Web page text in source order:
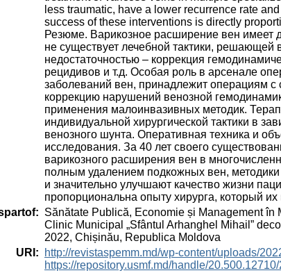
less traumatic, have a lower recurrence rate
success of these interventions is directly
Резюме. Варикозное расширение вен имеет
не существует лечебной тактики,
недостаточностью – коррекция
рецидивов и т.д. Особая роль в арсенале
заболеваний вен, принадлежит операциям
коррекцию нарушений венозной
применения малоинвазивных методик.
индивидуальной хирургической тактики в
венозного шунта. Оперативная техника и
исследования. За 40 лет своего
варикозного расширения вен в
полным удалением подкожных вен,
и значительно улучшают качество жизни
пропорциональна опыту хирурга, который их
: Sănătate Publică, Economie și Management
Clinic Municipal „Sfântul Arhanghel Mihail”
2022, Chișinău, Republica Moldova
URI :
http://revistaspemm.md/wp-content/uploads/
https://repository.usmf.md/handle/